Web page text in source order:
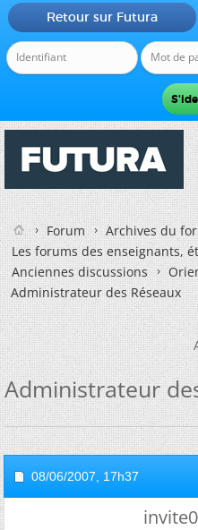
Retour sur Futura
Forum
Archives du
Les forums des enseignants,
Anciennes discussions
Administrateur des Réseaux
Administrateur
08/06/2007, 17h37